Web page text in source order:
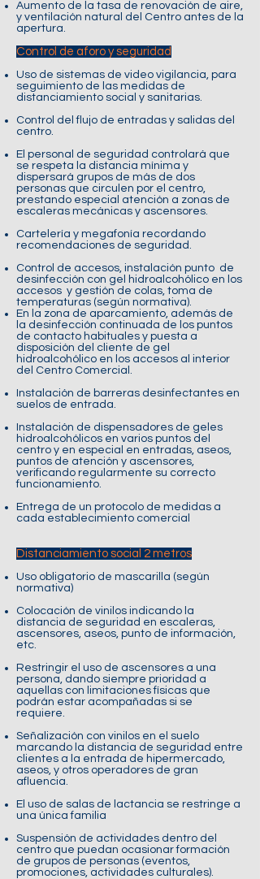
Aumento de la tasa de renovación de aire,
y ventilación natural del Centro antes de la
apertura.
Control de aforo y seguridad
Uso de sistemas de video vigilancia, para
seguimiento de las medidas de
distanciamiento social y sanitarias.
Control del flujo de entradas y salidas del
centro.
El personal de seguridad controlará que
se respeta la distancia mínima y
dispersará grupos de más de dos
personas que circulen por el centro,
prestando especial atención a zonas de
escaleras mecánicas y ascensores.
Cartelería y megafonía recordando
recomendaciones de seguridad.
Control de accesos, instalación punto de
desinfección con gel hidroalcohólico en los
accesos y gestión de colas, toma de
temperaturas (según normativa).
En la zona de aparcamiento, además de
la desinfección continuada de los puntos
de contacto habituales y puesta a
disposición del cliente de gel
hidroalcohólico en los accesos al interior
del Centro Comercial.
Instalación de barreras desinfectantes en
suelos de entrada.
Instalación de dispensadores de geles
hidroalcohólicos en varios puntos del
centro y en especial en entradas, aseos,
puntos de atención y ascensores,
verificando regularmente su correcto
funcionamiento.
Entrega de un protocolo de medidas a
cada establecimiento comercial
Distanciamiento social 2 metros
Uso obligatorio de mascarilla (según
normativa)
Colocación de vinilos indicando la
distancia de seguridad en escaleras,
ascensores, aseos, punto de información,
etc.
Restringir el uso de ascensores a una
persona, dando siempre prioridad a
aquellas con limitaciones físicas que
podrán estar acompañadas si se
requiere.
Señalización con vinilos en el suelo
marcando la distancia de seguridad entre
clientes a la entrada de hipermercado,
aseos, y otros operadores de gran
afluencia.
El uso de salas de lactancia se restringe a
una única familia
Suspensión de actividades dentro del
centro que puedan ocasionar formación
de grupos de personas (eventos,
promociones, actividades culturales).